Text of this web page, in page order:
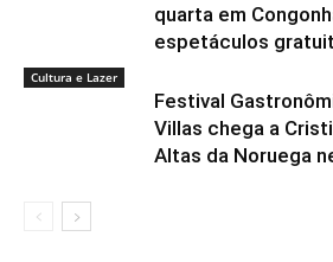
quarta em
espetáculos
Cultura e Lazer
Festival
Villas chega a
Altas da Noruega